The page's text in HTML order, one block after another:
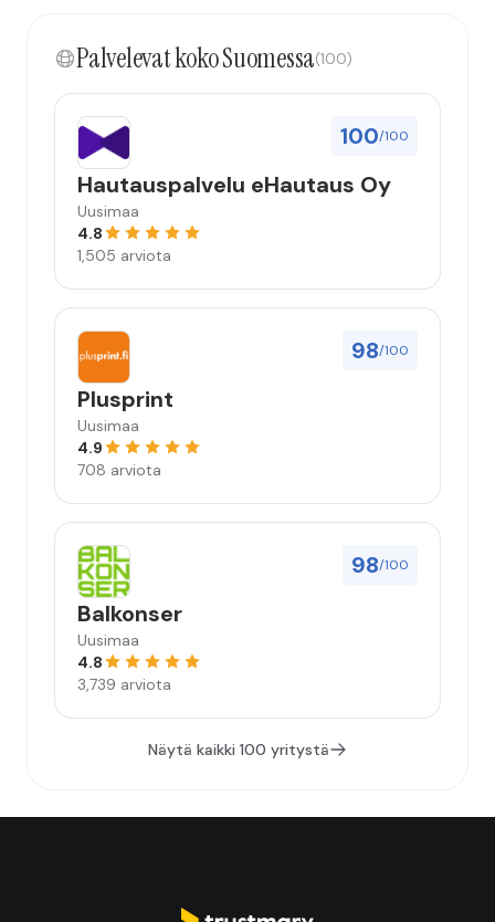
Palvelevat koko Suomessa(100)
100/100
Hautauspalvelu eHautaus Oy
Uusimaa
4.8
1,505 arviota
98/100
Plusprint
Uusimaa
4.9
708 arviota
98/100
Balkonser
Uusimaa
4.8
3,739 arviota
Näytä kaikki 100 yritystä